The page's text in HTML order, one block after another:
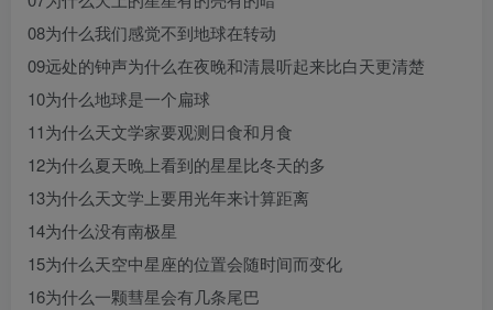
08为什么我们感觉不到地球在转动
09远处的钟声为什么在夜晚和清晨听起来比白天更清楚
10为什么地球是一个扁球
11为什么天文学家要观测日食和月食
12为什么夏天晚上看到的星星比冬天的多
13为什么天文学上要用光年来计算距离
14为什么没有南极星
15为什么天空中星座的位置会随时间而变化
16为什么一颗彗星会有几条尾巴